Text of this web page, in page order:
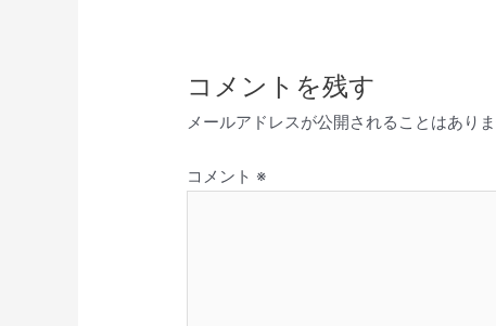
コメントを残す
メールアドレスが公開されることはありま
コメント ※